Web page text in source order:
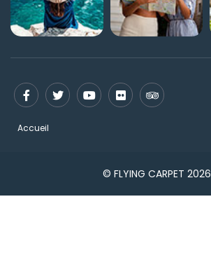
Accueil
© FLYING CARPET 2026